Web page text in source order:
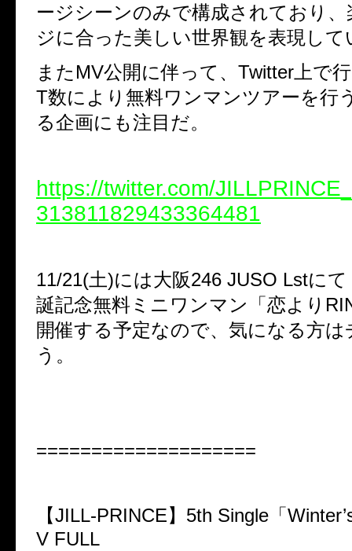
ージシーンのみで構成されており
ジに合った美しい世界観を表現して
またMV公開に伴って、Twitter上で
T数により無料ワンマンツアーを行
る企画にも注目だ。
https://twitter.com/
313811829433364481
11/21(土)には大阪246 JUSO Lstに
誕記念無料ミニワンマン「恋より
開催する予定なので、気になる方
う。
====================
【JILL-PRINCE】5th Single「
V FULL